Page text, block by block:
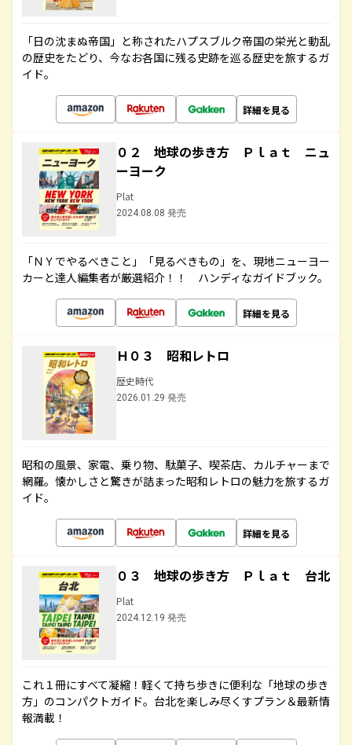
「日の沈まぬ帝国」と称されたハプスブルク帝国の栄光と動乱
の歴史をたどり、今なお各国に残る史跡を巡る歴史を旅するガ
イド。
詳細を見る
０２ 地球の歩き方 Ｐｌａｔ ニュ
ーヨーク
Plat
2024.08.08 発売
「ＮＹでやるべきこと」「見るべきもの」を、現地ニューヨー
カーと達人編集者が厳選紹介！！ ハンディなガイドブック。
詳細を見る
Ｈ０３ 昭和レトロ
歴史時代
2026.01.29 発売
昭和の風景、家電、乗り物、駄菓子、喫茶店、カルチャーまで
網羅。懐かしさと驚きが詰まった昭和レトロの魅力を旅するガ
イド。
詳細を見る
０３ 地球の歩き方 Ｐｌａｔ 台北
Plat
2024.12.19 発売
これ１冊にすべて凝縮！軽くて持ち歩きに便利な「地球の歩き
方」のコンパクトガイド。台北を楽しみ尽くすプラン＆最新情
報満載！